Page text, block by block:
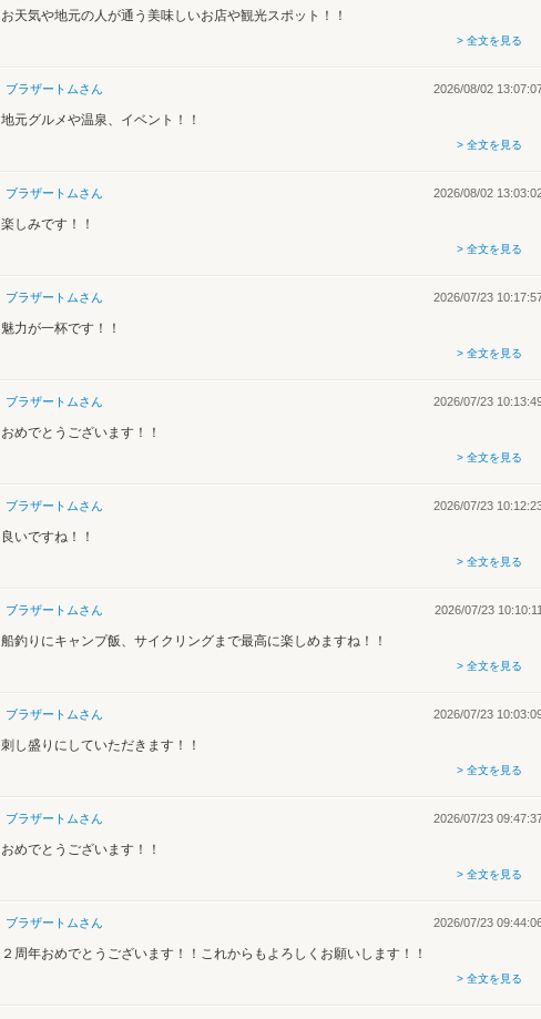
お天気や地元の人が通う美味しいお店や観光スポット！！
> 全文を見る
ブラザートムさん 2026/08/02
地元グルメや温泉、イベント！！
> 全文を見る
ブラザートムさん 2026/08/02
楽しみです！！
> 全文を見る
ブラザートムさん 2026/07/23
魅力が一杯です！！
> 全文を見る
ブラザートムさん 2026/07/23
おめでとうございます！！
> 全文を見る
ブラザートムさん 2026/07/23
良いですね！！
> 全文を見る
ブラザートムさん 2026/07/23 10:10:11
船釣りにキャンプ飯、サイクリングまで最高に楽しめますね！！
> 全文を見る
ブラザートムさん 2026/07/23
刺し盛りにしていただきます！！
> 全文を見る
ブラザートムさん 2026/07/23
おめでとうございます！！
> 全文を見る
ブラザートムさん 2026/07/23
２周年おめでとうございます！！これからもよろしくお願いします！！
> 全文を見る